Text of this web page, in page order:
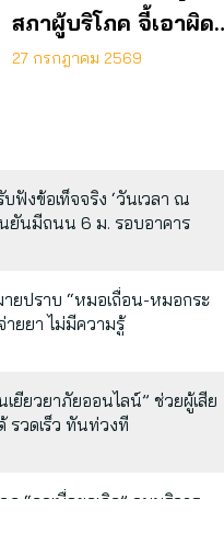
ฟังข้อเท็จจริง ‘วันเวลา ณ
นยันมีถนน 6 ม. รอบอาคาร
ายปราบ “หมอเถื่อน-หมอกระ
ายยา ไม่มีความรู้
ยียวยาภัยออนไลน์” ช่วยผู้เสีย
รวดเร็ว ทันท่วงที
“กดเพื่อยกเลิก” คุมบริการ
สภาผู้บริโภค จี้เอาผิด
ออแกไนซ์เทแพ็กเกจ
27 กรกฎาคม 2569